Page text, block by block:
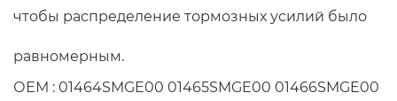
чтобы распределение тормозных усилий было
равномерным.
ОЕМ : 01464SMGE00 01465SMGE00 01466SMGE00